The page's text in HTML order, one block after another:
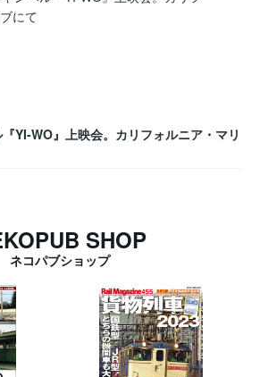
YI-WO』上映会。カリフォルニア・マリ
SHOP
ネコパブショップ